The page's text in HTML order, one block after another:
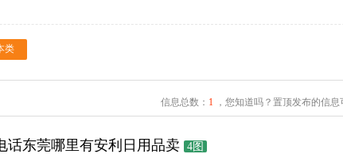
信息总数： 1 ，您知道吗？置顶发布的信息
话东莞哪里有安利日用品卖 4图